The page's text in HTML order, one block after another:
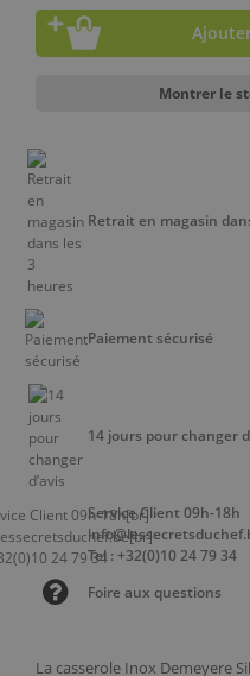
La casserole Inox Demeyere
Montrer le
Retrait en magasin
Paiement sécurisé
14 jours pour changer
Service Client 09h-18h
Tel : +32(0)10 24 79 34
Foire aux questions